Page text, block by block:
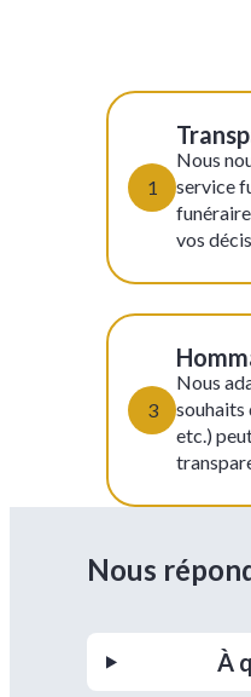
1
Nous
service
vos
3
Nous
souhaits
etc.)
Nous
À